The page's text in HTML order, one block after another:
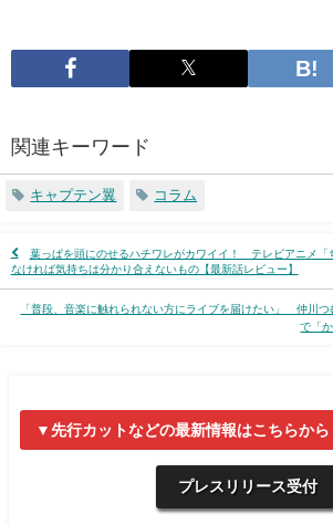
関連キーワード
キャプテン翼 コラム
葉っぱを頭にのせるハチワレがカワイイ！ テレビアニメ
なければ気持ちは分かり合えないもの【最新話レビュー】
「普段、音楽に触れられない方にライブを届けたい」 仲川
で「
▼先行カットなどの最新情報はこちらから
プレスリリース受付